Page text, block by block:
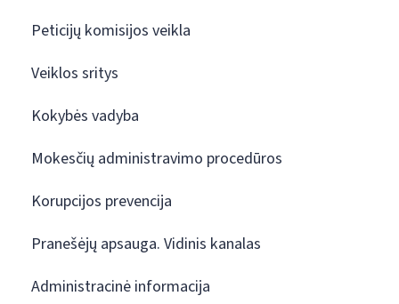
Peticijų komisijos veikla
Veiklos sritys
Kokybės vadyba
Mokesčių administravimo procedūros
Korupcijos prevencija
Pranešėjų apsauga. Vidinis kanalas
Administracinė informacija